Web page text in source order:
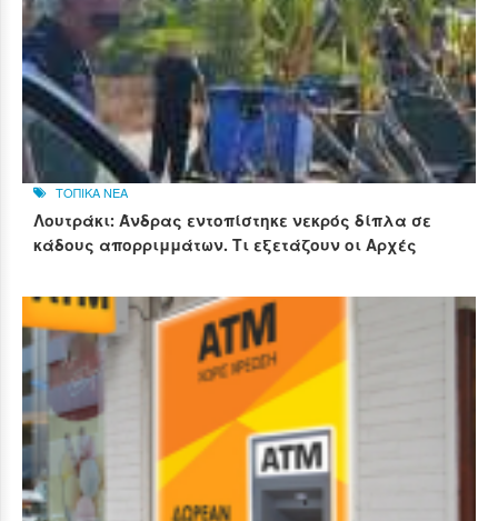
ΤΟΠΙΚΑ ΝΕΑ
Λουτράκι: Άνδρας εντοπίστηκε νεκρός δίπλα σε
κάδους απορριμμάτων. Τι εξετάζουν οι Αρχές